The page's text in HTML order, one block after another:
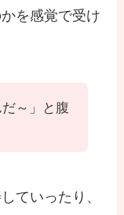
を感覚で受け
～」と腹
ていったり、